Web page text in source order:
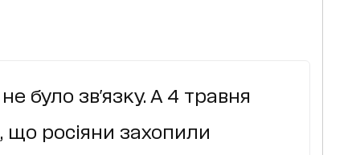
було зв'язку. А 4 травня
що росіяни захопили